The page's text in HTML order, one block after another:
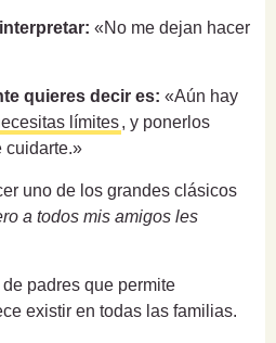
«No me dejan hacer
quieres decir es: «Aún hay
límites, y ponerlos
cuidarte.»
uno de los grandes clásicos
a todos mis amigos les
padres que permite
existir en todas las familias.